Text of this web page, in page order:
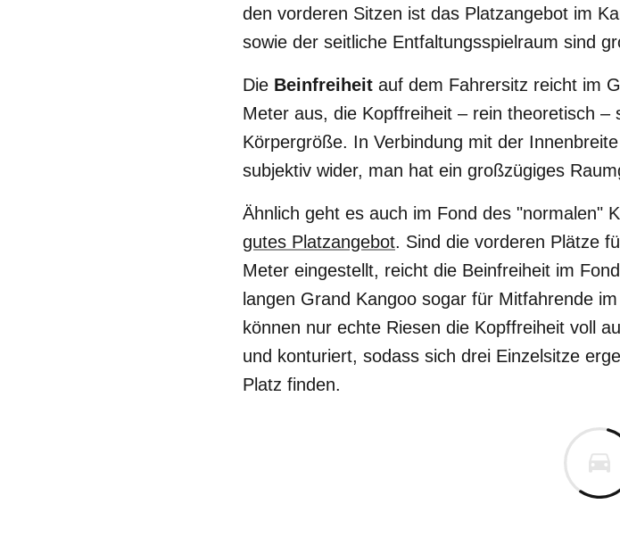
den vorderen Sitzen ist das Platzangebot im
sowie der seitliche Entfaltungsspielraum sind
Die Beinfreiheit auf dem Fahrersitz reicht im
Meter aus, die Kopffreiheit – rein theoretisch
Körpergröße. In Verbindung mit der
subjektiv wider, man hat ein großzügiges
Ähnlich geht es auch im Fond des "normalen"
gutes Platzangebot. Sind die vorderen Plätze
Meter eingestellt, reicht die Beinfreiheit im
langen Grand Kangoo sogar für Mitfahrende
können nur echte Riesen die Kopffreiheit voll
und konturiert, sodass sich drei Einzelsitze
Platz finden.